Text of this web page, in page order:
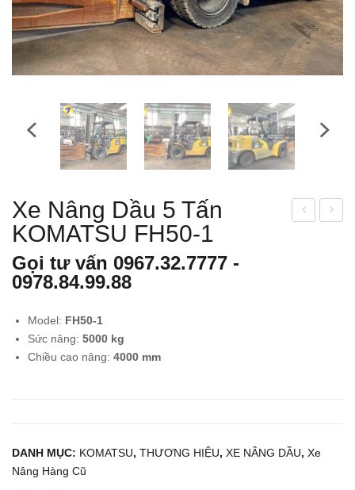
U
8FB
Xe Nâng Dầu 5 Tấn
KOMATSU FH50-1
Gọi tư vấn 0967.32.7777 -
0978.84.99.88
Model: FH50-1
Sức nâng: 5000 kg
Chiều cao nâng: 4000 mm
DANH MỤC: KOMATSU, THƯƠNG HIỆU, XE NÂNG DẦU, Xe
Nâng Hàng Cũ